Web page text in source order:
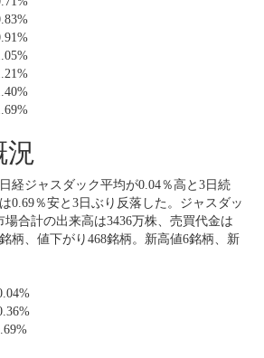
況
経ジャスダック平均が0.04％高と3日続
0.69％安と3日ぶり反落した。ジャスダッ
合計の出来高は3436万株、売買代金は
柄、値下がり468銘柄。新高値6銘柄、新